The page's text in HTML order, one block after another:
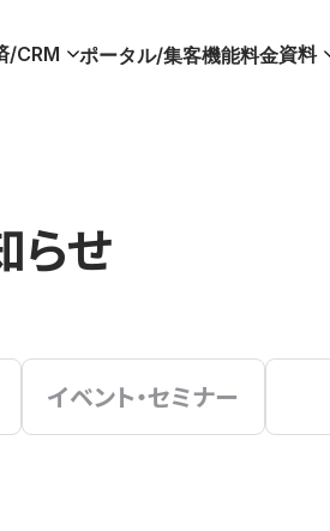
/CRM ポータル/集客機能料金資料
らせ
イベント・セミナー